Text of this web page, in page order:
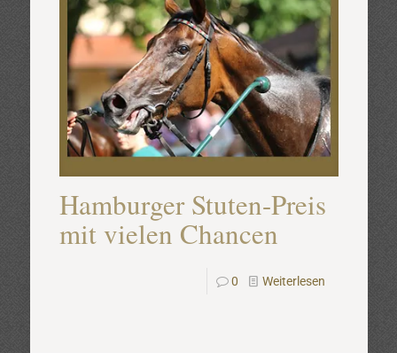
Hamburger Stuten-Preis
mit vielen Chancen
0 Weiterlesen